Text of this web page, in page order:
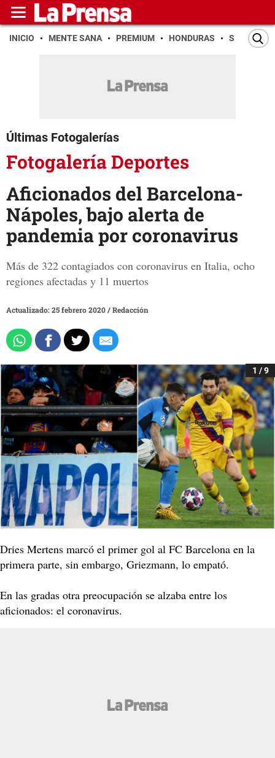
INICIO MENTE SANA PREMIUM HONDURAS SAN PEDRO
Últimas Fotogalerías
Fotogalería Deportes
Aficionados del Barcelona-
Nápoles, bajo alerta de
pandemia por coronavirus
Más de 322 contagiados con coronavirus en Italia, ocho
regiones afectadas y 11 muertos
Actualizado: 25 febrero 2020/Redacción
1 / 9
Dries Mertens marcó el primer gol al FC Barcelona en la
primera parte, sin embargo, Griezmann, lo empató.
En las gradas otra preocupación se alzaba entre los
aficionados: el coronavirus.